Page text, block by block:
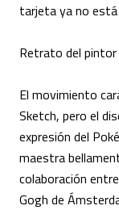
tarjeta ya no está
Retrato del
El movimiento
Sketch, pero el
expresión del
maestra
colaboración
Gogh de